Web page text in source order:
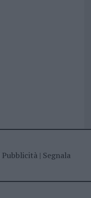
Pubblicità| Segnala